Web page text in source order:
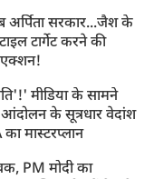
सरकार...जैश के
टार्गेट करने की
एक्शन!
मीडिया के सामने
के सूत्रधार वेदांश
का मास्टरप्लान
PM मोदी का